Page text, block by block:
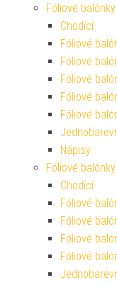
Fóliové balónky
Chodící
Fóliové
Fóliové
Fóliové
Fóliové
Fóliové
Nápisy
Fóliové balónky
Chodící
Fóliové
Fóliové
Fóliové
Fóliové